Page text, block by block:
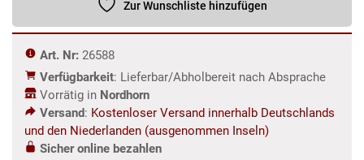
m
Menge
Zur Wunschliste hinzufügen
Art. Nr: 26588
Verfügbarkeit: Lieferbar/Abholbereit nach Absprache
Vorrätig in Nordhorn
Versand: Kostenloser Versand innerhalb Deutschlands
und den Niederlanden (ausgenommen Inseln)
Sicher online bezahlen